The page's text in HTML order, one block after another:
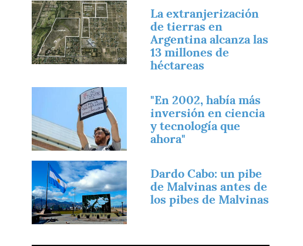
Imagen
La extranjerización
de tierras en
Argentina alcanza las
13 millones de
héctareas
"En 2002, había más
inversión en ciencia
y tecnología que
ahora"
Imagen
Dardo Cabo: un pibe
de Malvinas antes de
los pibes de Malvinas